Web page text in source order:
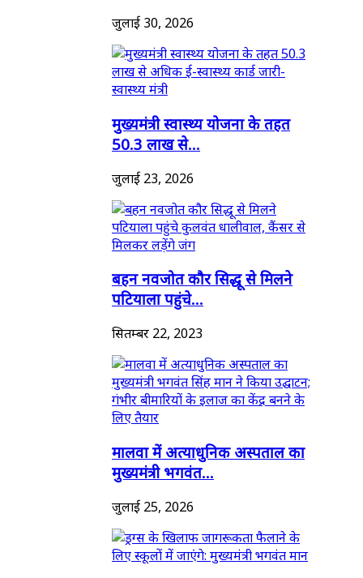
जुलाई 30, 2026
मुख्यमंत्री स्वास्थ्य योजना के तहत
50.3 लाख से...
जुलाई 23, 2026
बहन नवजोत कौर सिद्धू से मिलने
पटियाला पहुंचे...
सितम्बर 22, 2023
मालवा में अत्याधुनिक अस्पताल का
मुख्यमंत्री भगवंत...
जुलाई 25, 2026